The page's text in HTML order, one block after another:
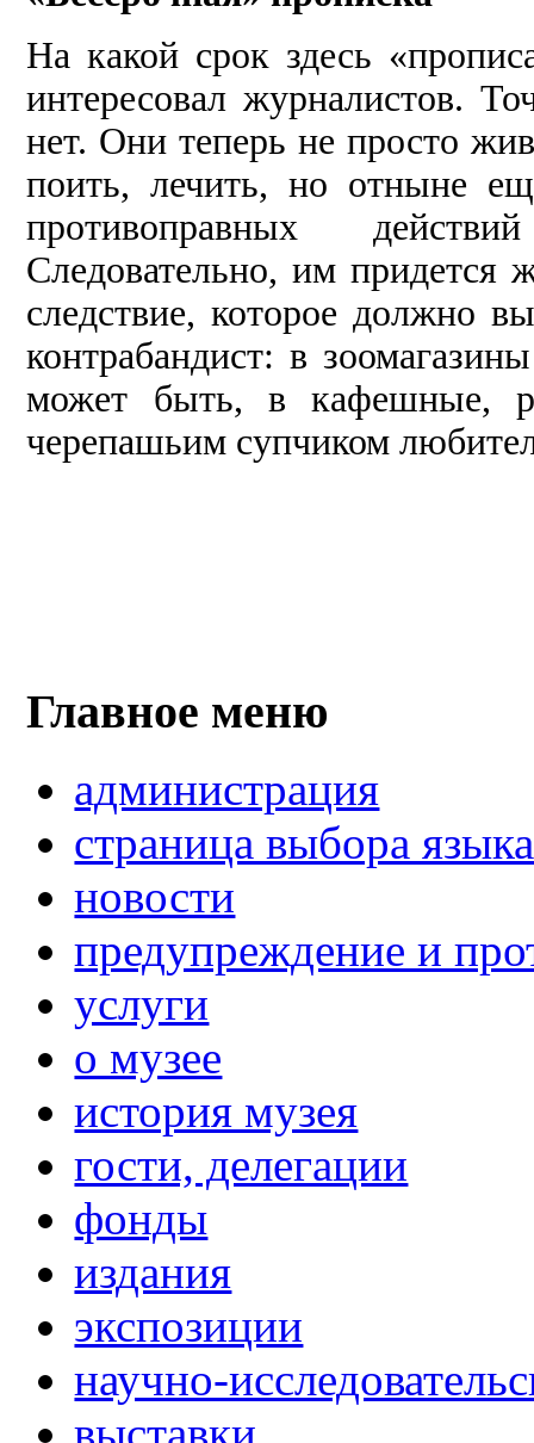
На какой срок здесь
интересовал журналистов.
нет. Они теперь не просто
поить, лечить, но отныне
противоправных
Следовательно, им придется
следствие, которое должно
контрабандист: в
может быть, в кафешные,
черепашьим супчиком
Главное меню
администрация
страница выбора языка
новости
предупреждение и
услуги
о музее
история музея
гости, делегации
фонды
издания
экспозиции
научно-
выставки